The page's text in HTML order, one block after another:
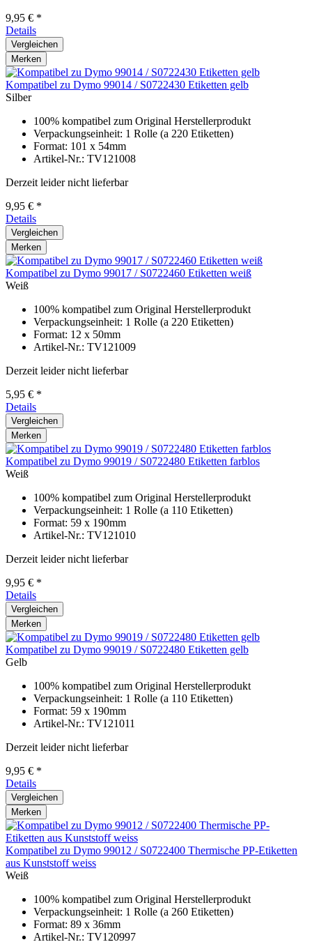
9,95 € *
Details
Vergleichen
Merken
Kompatibel zu Dymo 99014 / S0722430 Etiketten gelb
Silber
100% kompatibel zum Original Herstellerprodukt
Verpackungseinheit: 1 Rolle (a 220 Etiketten)
Format: 101 x 54mm
Artikel-Nr.: TV121008
Derzeit leider nicht lieferbar
9,95 € *
Details
Vergleichen
Merken
Kompatibel zu Dymo 99017 / S0722460 Etiketten weiß
Weiß
100% kompatibel zum Original Herstellerprodukt
Verpackungseinheit: 1 Rolle (a 220 Etiketten)
Format: 12 x 50mm
Artikel-Nr.: TV121009
Derzeit leider nicht lieferbar
5,95 € *
Details
Vergleichen
Merken
Kompatibel zu Dymo 99019 / S0722480 Etiketten farblos
Weiß
100% kompatibel zum Original Herstellerprodukt
Verpackungseinheit: 1 Rolle (a 110 Etiketten)
Format: 59 x 190mm
Artikel-Nr.: TV121010
Derzeit leider nicht lieferbar
9,95 € *
Details
Vergleichen
Merken
Kompatibel zu Dymo 99019 / S0722480 Etiketten gelb
Gelb
100% kompatibel zum Original Herstellerprodukt
Verpackungseinheit: 1 Rolle (a 110 Etiketten)
Format: 59 x 190mm
Artikel-Nr.: TV121011
Derzeit leider nicht lieferbar
9,95 € *
Details
Vergleichen
Merken
Kompatibel zu Dymo 99012 / S0722400 Thermische PP-Etiketten
aus Kunststoff weiss
Weiß
100% kompatibel zum Original Herstellerprodukt
Verpackungseinheit: 1 Rolle (a 260 Etiketten)
Format: 89 x 36mm
Artikel-Nr.: TV120997